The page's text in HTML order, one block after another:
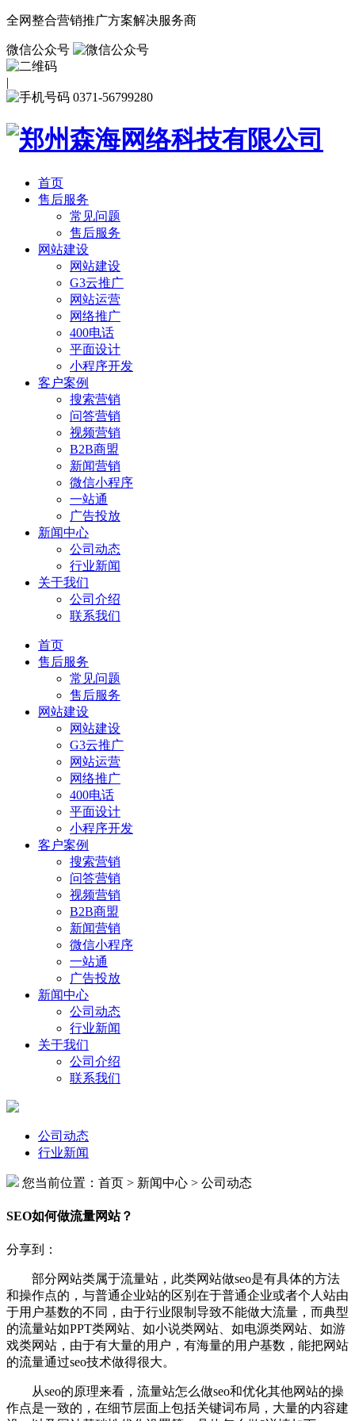
全网整合营销推广方案解决服务商
微信公众号
|
0371-56799280
首页
售后服务
常见问题
售后服务
网站建设
网站建设
G3云推广
网站运营
网络推广
400电话
平面设计
小程序开发
客户案例
搜索营销
问答营销
视频营销
B2B商盟
新闻营销
微信小程序
一站通
广告投放
新闻中心
公司动态
行业新闻
关于我们
公司介绍
联系我们
首页
售后服务
常见问题
售后服务
网站建设
网站建设
G3云推广
网站运营
网络推广
400电话
平面设计
小程序开发
客户案例
搜索营销
问答营销
视频营销
B2B商盟
新闻营销
微信小程序
一站通
广告投放
新闻中心
公司动态
行业新闻
关于我们
公司介绍
联系我们
公司动态
行业新闻
您当前位置：首页 > 新闻中心 > 公司动态
SEO如何做流量网站？
分享到：
部分网站类属于流量站，此类网站做seo是有具体的方法
和操作点的，与普通企业站的区别在于普通企业或者个人站由
于用户基数的不同，由于行业限制导致不能做大流量，而典型
的流量站如PPT类网站、如小说类网站、如电源类网站、如游
戏类网站，由于有大量的用户，有海量的用户基数，能把网站
的流量通过seo技术做得很大。
从seo的原理来看，流量站怎么做seo和优化其他网站的操
作点是一致的，在细节层面上包括关键词布局，大量的内容建